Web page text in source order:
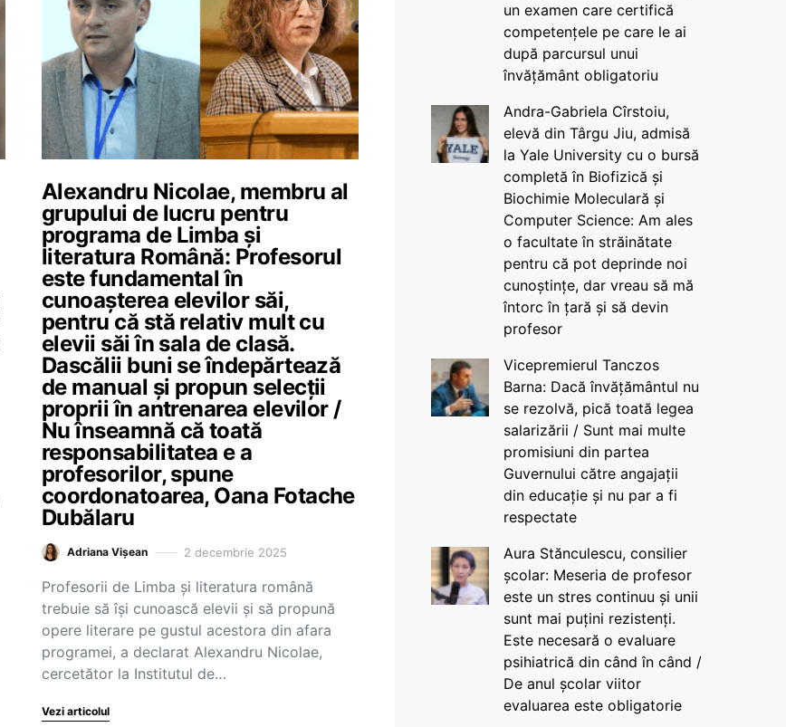
Alexandru Nicolae, membru al
grupului de lucru pentru
programa de Limba și
literatura Română: Profesorul
este fundamental în
cunoașterea elevilor săi,
pentru că stă relativ mult cu
elevii săi în sala de clasă.
Dascălii buni se îndepărtează
de manual și propun selecții
proprii în antrenarea elevilor /
Nu înseamnă că toată
responsabilitatea e a
profesorilor, spune
coordonatoarea, Oana Fotache
Dubălaru
Adriana Vișean 2 decembrie 2025
Profesorii de Limba și literatura română
trebuie să își cunoască elevii și să propună
opere literare pe gustul acestora din afara
programei, a declarat Alexandru Nicolae,
cercetător la Institutul de…
Vezi articolul
un examen care certifică
competențele pe care le ai
după parcursul unui
învățământ obligatoriu
Andra-Gabriela Cîrstoiu,
elevă din Târgu Jiu, admisă
la Yale University cu o bursă
completă în Biofizică și
Biochimie Moleculară și
Computer Science: Am ales
o facultate în străinătate
pentru că pot deprinde noi
cunoștințe, dar vreau să mă
întorc în țară și să devin
profesor
Vicepremierul Tanczos
Barna: Dacă învățământul nu
se rezolvă, pică toată legea
salarizării / Sunt mai multe
promisiuni din partea
Guvernului către angajații
din educație și nu par a fi
respectate
Aura Stănculescu, consilier
școlar: Meseria de profesor
este un stres continuu și unii
sunt mai puțini rezistenți.
Este necesară o evaluare
psihiatrică din când în când /
De anul școlar viitor
evaluarea este obligatorie